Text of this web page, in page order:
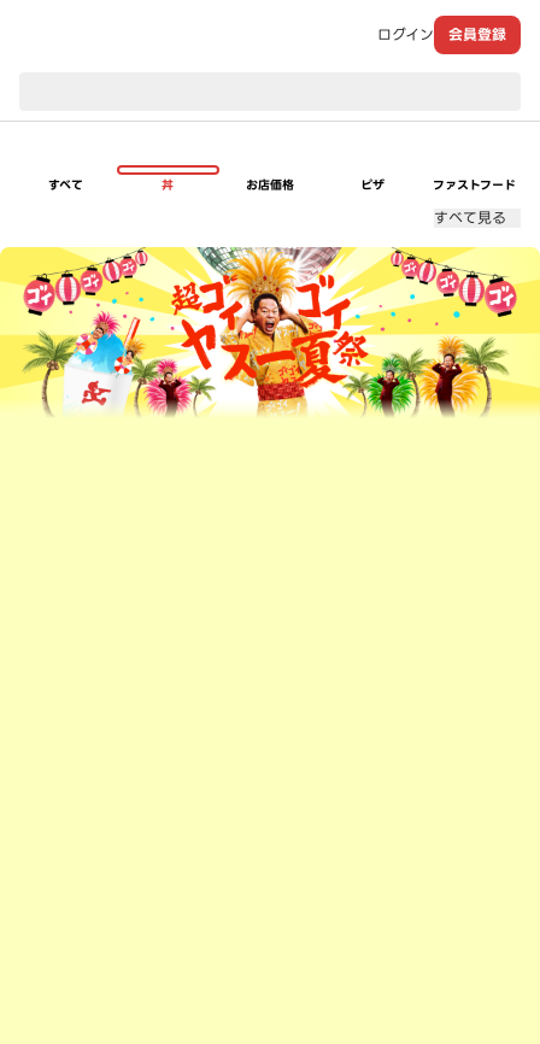
ログイン 会員登録
すべて 丼 お店価格 ピザ ファストフード
すべて見る
超ゴイゴイヤスー夏祭